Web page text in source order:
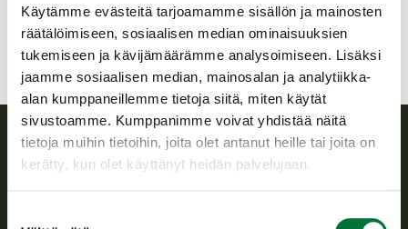
Käytämme evästeitä tarjoamamme sisällön ja mainosten
räätälöimiseen, sosiaalisen median ominaisuuksien
tukemiseen ja kävijämäärämme analysoimiseen. Lisäksi
jaamme sosiaalisen median, mainosalan ja analytiikka-
alan kumppaneillemme tietoja siitä, miten käytät
sivustoamme. Kumppanimme voivat yhdistää näitä
tietoja muihin tietoihin, joita olet antanut heille tai joita on
kerätty, kun olet käyttänyt heidän palvelujaan.
Suomen riistakeskus